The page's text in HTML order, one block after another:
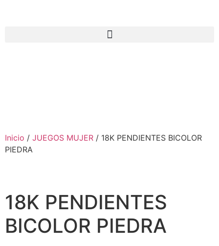
Inicio / JUEGOS MUJER / 18K PENDIENTES BICOLOR
PIEDRA
18K PENDIENTES
BICOLOR PIEDRA